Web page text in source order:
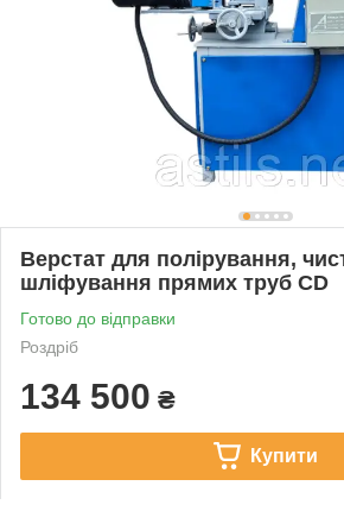
Верстат для полірування,
шліфування прямих труб CD
Готово до відправки
Роздріб
134 500 ₴
Купити